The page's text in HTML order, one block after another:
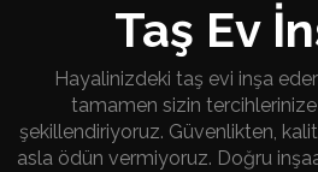
Taş Ev
Hayalinizdeki taş evi inşa
tamamen sizin tercihlerinize
şekillendiriyoruz. Güvenlikten,
asla ödün vermiyoruz. Doğru